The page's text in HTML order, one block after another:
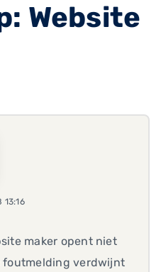
Website
maker opent niet
foutmelding verdwijnt